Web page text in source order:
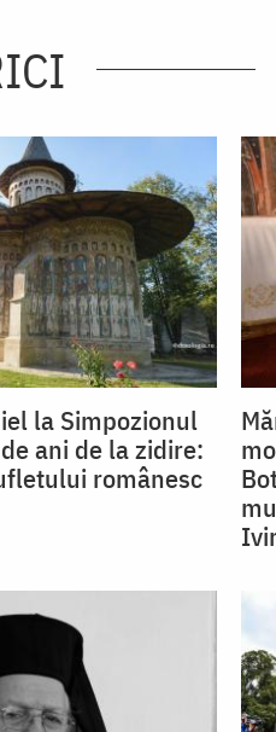
la Simpozionul
ani de la zidire:
românesc